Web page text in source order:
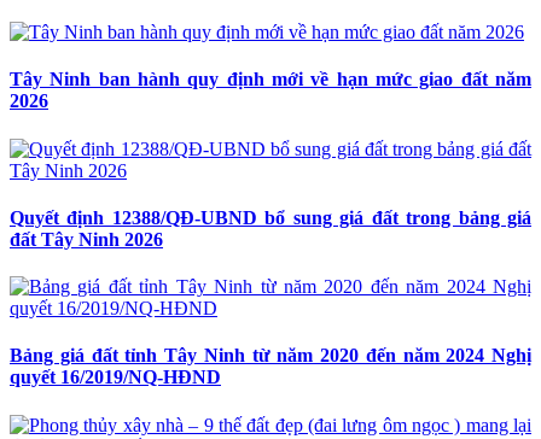
Tây Ninh ban hành quy định mới về hạn mức giao đất năm
2026
Quyết định 12388/QĐ-UBND bổ sung giá đất trong bảng giá
đất Tây Ninh 2026
Bảng giá đất tỉnh Tây Ninh từ năm 2020 đến năm 2024 Nghị
quyết 16/2019/NQ-HĐND